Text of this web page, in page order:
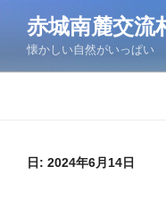
ン
赤城南麓交流
懐かしい自然がいっぱい
日: 2024年6月14日